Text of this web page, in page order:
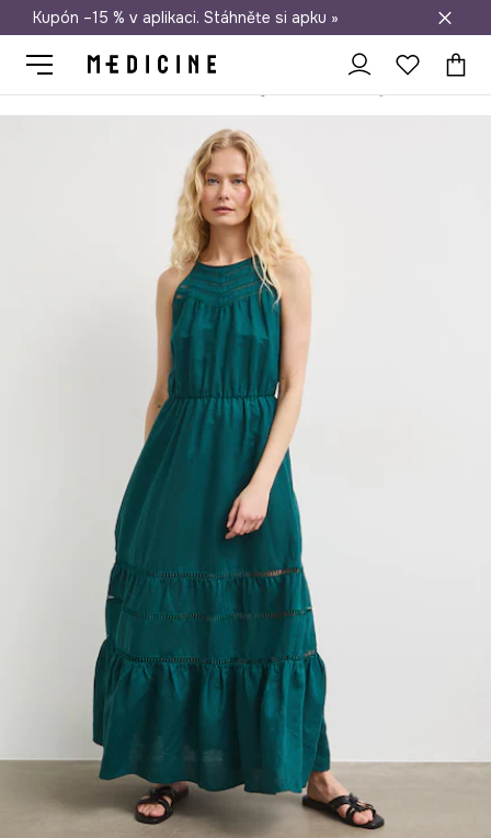
Doprava zdarma při nákupu nad 1 200 Kč
Kupón –15 % v aplikaci. Stáhněte si apku »